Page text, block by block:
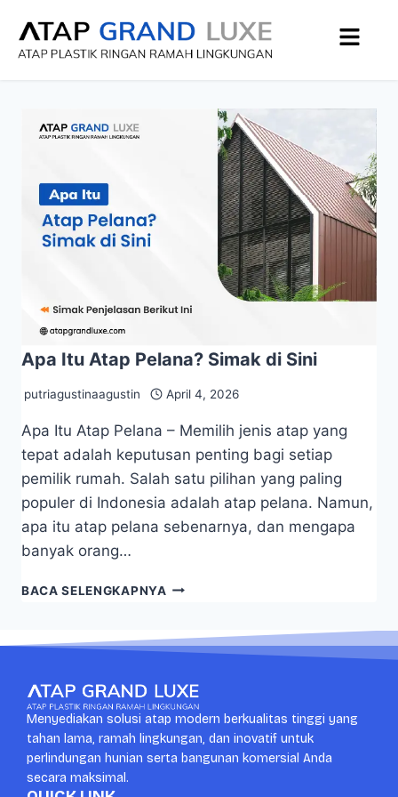
Apa Itu Atap Pelana? Simak di Sini
putriagustinaagustin April 4, 2026
Apa Itu Atap Pelana – Memilih jenis atap yang
tepat adalah keputusan penting bagi setiap
pemilik rumah. Salah satu pilihan yang paling
populer di Indonesia adalah atap pelana. Namun,
apa itu atap pelana sebenarnya, dan mengapa
banyak orang…
BACA SELENGKAPNYA
Menyediakan solusi atap modern berkualitas tinggi yang
tahan lama, ramah lingkungan, dan inovatif untuk
perlindungan hunian serta bangunan komersial Anda
secara maksimal.